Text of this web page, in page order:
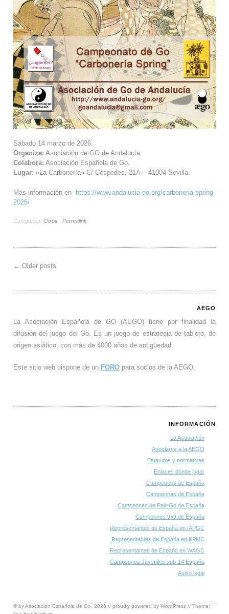
Sábado 14 marzo de 2026.
Organiza: Asociación de GO de Andalucía
Colabora: Asociación Española de Go.
Lugar: «La Carbonería» C/ Céspedes, 21A – 41004 Sevilla.
Más información en https://www.andalucia-go.org/carboneria-spring-
2026/
Categories: Otros | Permalink
← Older posts
AEGO
La Asociación Española de GO (AEGO) tiene por finalidad la
difusión del juego del Go. Es un juego de estrategia de tablero, de
origen asiático, con más de 4000 años de antigüedad.
Este sitio web dispone de un FORO para socios de la AEGO.
INFORMACIÓN
La Asociación
Asociarse a la AEGO
Estatutos y normativas
Enlaces dónde jugar
Campeones de España
Campeonas de España
Campeones de Pair-Go de España
Campeones 9×9 de España
Representantes de España en IAPGC
Representantes de España en KPMC
Representantes de España en WAGC
Campeones Juveniles sub-14 España
Aviso legal
© byAsociación Española de Go, 2026 // proudly powered by WordPress // Theme: